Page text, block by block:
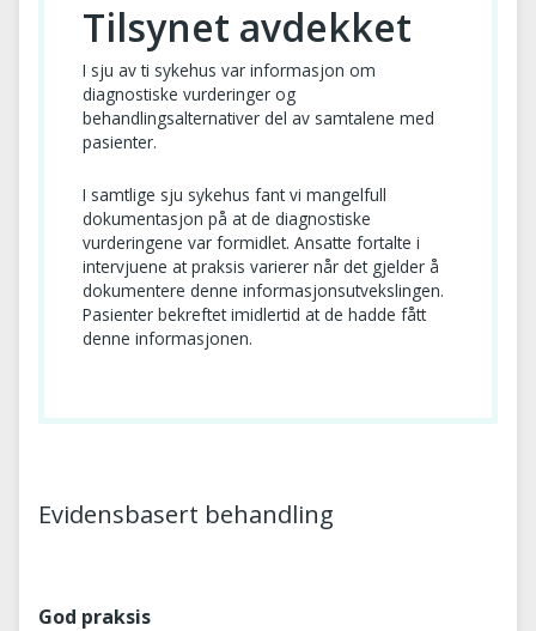
Tilsynet avdekket
I sju av ti sykehus var informasjon om
diagnostiske vurderinger og
behandlingsalternativer del av samtalene med
pasienter.
I samtlige sju sykehus fant vi mangelfull
dokumentasjon på at de diagnostiske
vurderingene var formidlet. Ansatte fortalte i
intervjuene at praksis varierer når det gjelder å
dokumentere denne informasjonsutvekslingen.
Pasienter bekreftet imidlertid at de hadde fått
denne informasjonen.
Evidensbasert behandling
God praksis